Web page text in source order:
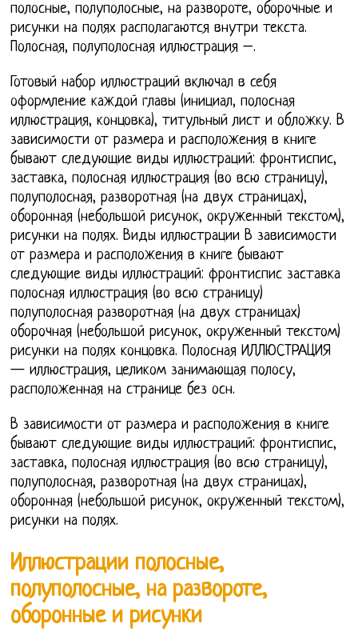
полосные, полуполосные, на развороте, оборочные и
рисунки на полях располагаются внутри текста.
Полосная, полуполосная иллюстрация –.
Готовый набор иллюстраций включал в себя
оформление каждой главы (инициал, полосная
иллюстрация, концовка), титульный лист и обложку. В
зависимости от размера и расположения в книге
бывают следующие виды иллюстраций: фронтиспис,
заставка, полосная иллюстрация (во всю страницу),
полуполосная, разворотная (на двух страницах),
оборонная (небольшой рисунок, окруженный текстом),
рисунки на полях. Виды иллюстрации В зависимости
от размера и расположения в книге бывают
следующие виды иллюстраций: фронтиспис заставка
полосная иллюстрация (во всю страницу)
полуполосная разворотная (на двух страницах)
оборочная (небольшой рисунок, окруженный текстом)
рисунки на полях концовка. Полосная ИЛЛЮСТРАЦИЯ
— иллюстрация, целиком занимающая полосу,
расположенная на странице без осн.
В зависимости от размера и расположения в книге
бывают следующие виды иллюстраций: фронтиспис,
заставка, полосная иллюстрация (во всю страницу),
полуполосная, разворотная (на двух страницах),
оборонная (небольшой рисунок, окруженный текстом),
рисунки на полях.
Иллюстрации полосные,
полуполосные, на развороте,
оборонные и рисунки